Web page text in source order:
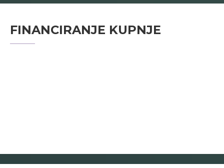
FINANCIRANJE KUPNJE